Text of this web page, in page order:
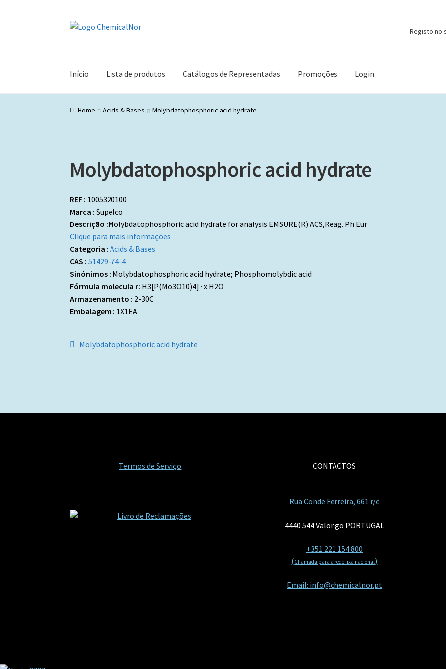
Ir
Saltar
Registo no
Início Lista de produtos Catálogos de Representadas Promoções Login
Home Acids & Bases Molybdatophosphoric acid hydrate
Molybdatophosphoric acid hydrate
REF : 1005320100
Marca :Supelco
Descrição :Molybdatophosphoric acid hydrate for analysis EMSURE(R) ACS,Reag. Ph Eur
Clique para mais informações
Categoria :Acids & Bases
CAS :51429-74-4
Sinónimos : Molybdatophosphoric acid hydrate; Phosphomolybdic acid
Fórmula molecula r: H3[P(Mo3O10)4] · x H2O
Armazenamento : 2-30C
Embalagem : 1X1EA
Navegação
Artigo
Molybdatophosphoric acid hydrate
Termos de Serviço CONTACTOS
Rua Conde Ferreira, 661 r/c
4440 544 Valongo PORTUGAL
+351 221 154 800
(Chamada para a rede fixa nacional)
Email: info@chemicalnor.pt